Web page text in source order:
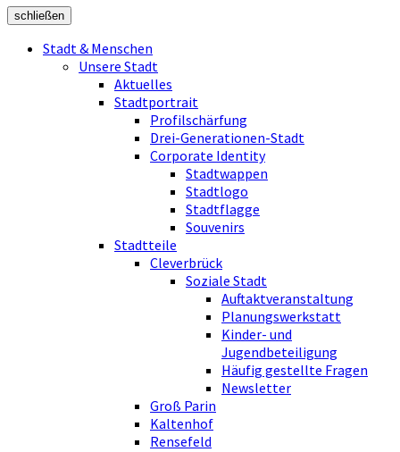
schließen
Stadt & Menschen
Unsere Stadt
Aktuelles
Stadtportrait
Profilschärfung
Drei-Generationen-Stadt
Corporate Identity
Stadtwappen
Stadtlogo
Stadtflagge
Souvenirs
Stadtteile
Cleverbrück
Soziale Stadt
Auftaktveranstaltung
Planungswerkstatt
Kinder- und
Jugendbeteiligung
Häufig gestellte Fragen
Newsletter
Groß Parin
Kaltenhof
Rensefeld